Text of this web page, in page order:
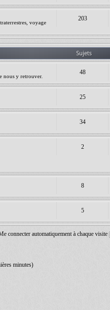
voyage
203
Sujets
nous y retrouver.
48
25
34
2
8
5
connecter automatiquement à chaque visite
minutes)